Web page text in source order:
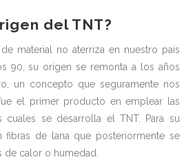
del TNT?
material no aterriza en nuestro país
90, su origen se remonta a los años
un concepto que seguramente nos
el primer producto en emplear las
cuales se desarrolla el TNT. Para su
fibras de lana que posteriormente se
de calor o humedad.